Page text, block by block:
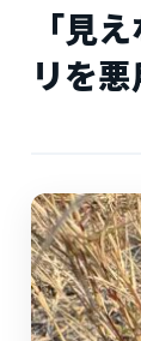
「見
リを